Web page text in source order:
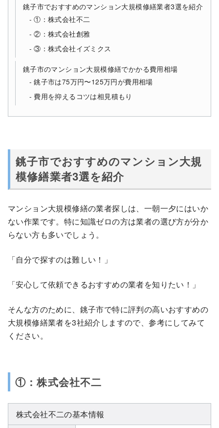
銚子市でおすすめのマンション大規模修繕業者3選を紹介
①：株式会社不二
②：株式会社創雅
③：株式会社イズミクス
銚子市のマンション大規模修繕でかかる費用相場
銚子市は75万円〜125万円が費用相場
費用を抑えるコツは相見積もり
銚子市でおすすめのマンション大規
模修繕業者3選を紹介
マンション大規模修繕の業者探しは、一朝一夕にはいか
ない作業です。特に知識ゼロの方は業者の選び方が分か
らない方も多いでしょう。
「自分で探すのは難しい！」
「安心して依頼できるおすすめの業者を知りたい！」
そんな方のために、銚子市で特に評判の高いおすすめの
大規模修繕業者を3社紹介しますので、参考にしてみて
ください。
①：株式会社不二
株式会社不二の基本情報